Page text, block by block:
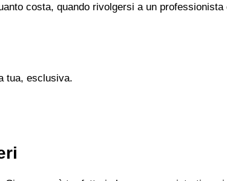
costa, quando rivolgersi a un
tua, esclusiva.